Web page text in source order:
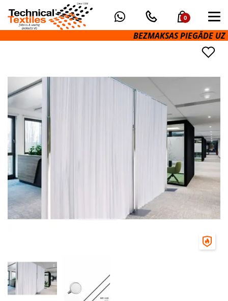
0
BEZMAKSAS PIEGĀDE UZ